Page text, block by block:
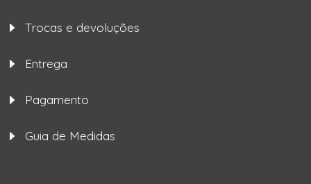
Trocas e devoluções
Entrega
Pagamento
Guia de Medidas